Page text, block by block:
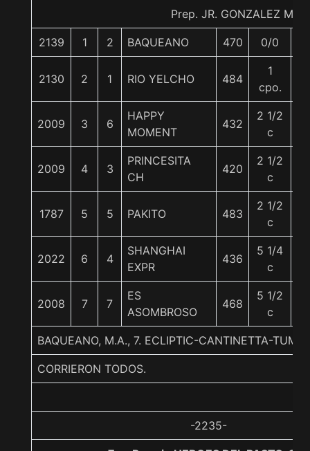
Prep. JR. GONZALEZ M.
2139 1 2 BAQUEANO 470 0/0
2130 2 1 RIO YELCHO 484
1
cpo.
2009 3 6
HAPPY
MOMENT
432
2 1/2
c
2009 4 3
PRINCESITA
CH
420
2 1/2
c
1787 5 5 PAKITO 483
2 1/2
c
2022 6 4
SHANGHAI
EXPR
436
5 1/4
c
2008 7 7
ES
ASOMBROSO
468
5 1/2
c
BAQUEANO, M.A., 7. ECLIPTIC-CANTINETTA-
CORRIERON TODOS.
-2235-